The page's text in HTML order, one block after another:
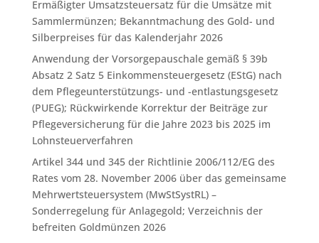
Ermäßigter Umsatzsteuersatz für die Umsätze mit
Sammlermünzen; Bekanntmachung des Gold- und
Silberpreises für das Kalenderjahr 2026
Anwendung der Vorsorgepauschale gemäß § 39b
Absatz 2 Satz 5 Einkommensteuergesetz (EStG) nach
dem Pflegeunterstützungs- und -entlastungsgesetz
(PUEG); Rückwirkende Korrektur der Beiträge zur
Pflegeversicherung für die Jahre 2023 bis 2025 im
Lohnsteuerverfahren
Artikel 344 und 345 der Richtlinie 2006/112/EG des
Rates vom 28. November 2006 über das gemeinsame
Mehrwertsteuersystem (MwStSystRL) –
Sonderregelung für Anlagegold; Verzeichnis der
befreiten Goldmünzen 2026